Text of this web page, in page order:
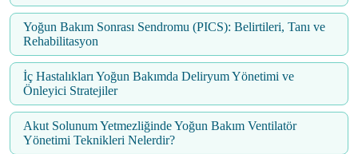
Yoğun Bakım Sonrası Sendromu (PICS): Belirtileri, Tanı ve
Rehabilitasyon
İç Hastalıkları Yoğun Bakımda Deliryum Yönetimi ve
Önleyici Stratejiler
Akut Solunum Yetmezliğinde Yoğun Bakım Ventilatör
Yönetimi Teknikleri Nelerdir?